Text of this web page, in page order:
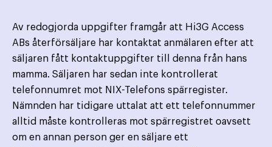
Av redogjorda uppgifter framgår att Hi3G Access
ABs återförsäljare har kontaktat anmälaren efter att
säljaren fått kontaktuppgifter till denna från hans
mamma. Säljaren har sedan inte kontrollerat
telefonnumret mot NIX-Telefons spärregister.
Nämnden har tidigare uttalat att ett telefonnummer
alltid måste kontrolleras mot spärregistret oavsett
om en annan person ger en säljare ett